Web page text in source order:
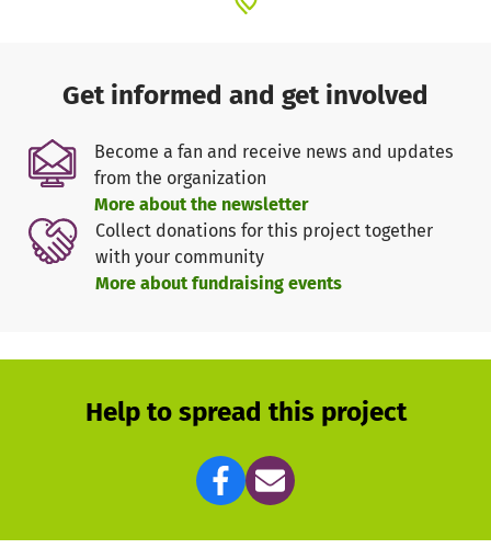
Get informed and get involved
Become a fan and receive news and updates
from the organization
More about the newsletter
Collect donations for this project together
with your community
More about fundraising events
Help to spread this project